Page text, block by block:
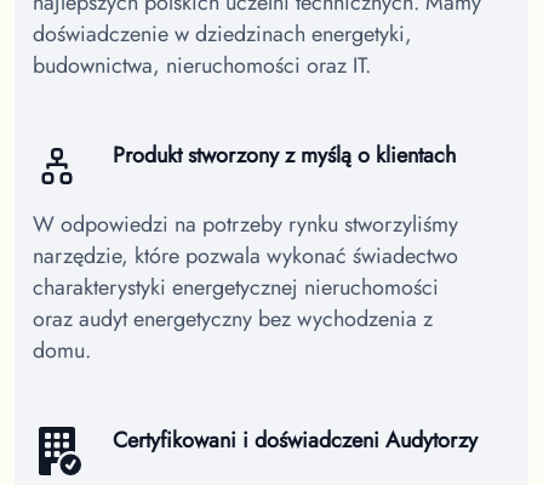
doświadczenie w dziedzinach energetyki,
budownictwa, nieruchomości oraz IT.
Produkt stworzony z myślą o klientach
W odpowiedzi na potrzeby rynku stworzyliśmy
narzędzie, które pozwala wykonać świadectwo
charakterystyki energetycznej nieruchomości
oraz audyt energetyczny bez wychodzenia z
domu.
Certyfikowani i doświadczeni Audytorzy